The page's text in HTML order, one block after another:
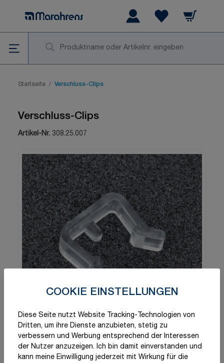
COOKIE EINSTELLUNGEN
Diese Seite nutzt Website Tracking-Technologien von
Dritten, um ihre Dienste anzubieten, stetig zu
verbessern und Werbung entsprechend der Interessen
der Nutzer anzuzeigen. Ich bin damit einverstanden und
kann meine Einwilligung jederzeit mit Wirkung für die
Warenkorb
Startseite / Verschluss-Clips
Verschluss-Clips
Artikel-Nr. 308.25.007